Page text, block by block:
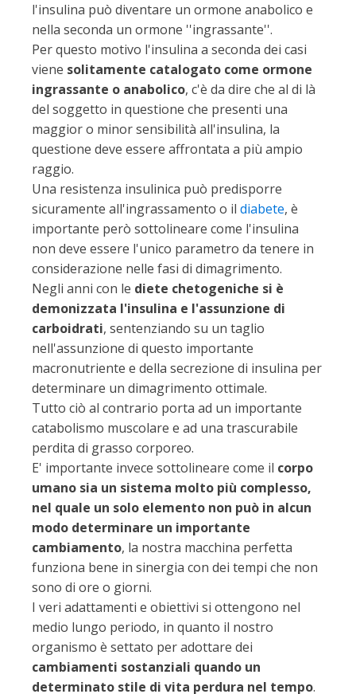
l'insulina può diventare un ormone anabolico e
nella seconda un ormone ''ingrassante''.
Per questo motivo l'insulina a seconda dei casi
viene solitamente catalogato come ormone
ingrassante o anabolico, c'è da dire che al di là
del soggetto in questione che presenti una
maggior o minor sensibilità all'insulina, la
questione deve essere affrontata a più ampio
raggio.
Una resistenza insulinica può predisporre
sicuramente all'ingrassamento o il diabete, è
importante però sottolineare come l'insulina
non deve essere l'unico parametro da tenere in
considerazione nelle fasi di dimagrimento.
Negli anni con le diete chetogeniche si è
demonizzata l'insulina e l'assunzione di
carboidrati, sentenziando su un taglio
nell'assunzione di questo importante
macronutriente e della secrezione di insulina per
determinare un dimagrimento ottimale.
Tutto ciò al contrario porta ad un importante
catabolismo muscolare e ad una trascurabile
perdita di grasso corporeo.
E' importante invece sottolineare come il corpo
umano sia un sistema molto più complesso,
nel quale un solo elemento non può in alcun
modo determinare un importante
cambiamento, la nostra macchina perfetta
funziona bene in sinergia con dei tempi che non
sono di ore o giorni.
I veri adattamenti e obiettivi si ottengono nel
medio lungo periodo, in quanto il nostro
organismo è settato per adottare dei
cambiamenti sostanziali quando un
determinato stile di vita perdura nel tempo.